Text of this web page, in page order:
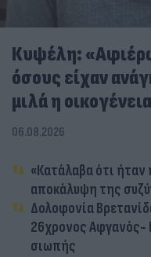
Κυψέλη:
όσους είχαν
μιλά η
06.08.2026
«Κατάλαβα ότι ήταν
αποκάλυψη της
Δολοφονία
26χρονος Αφγανός-
σιωπής